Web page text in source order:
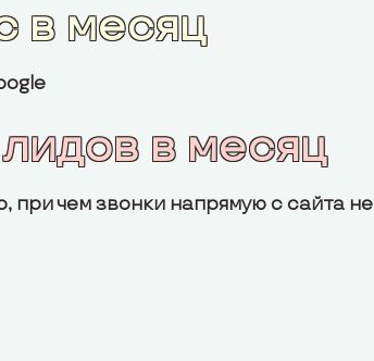
в месяц
в месяц
при чем звонки напрямую с сайта не